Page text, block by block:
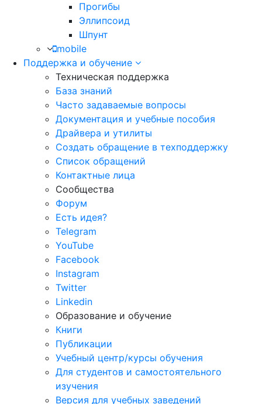
Прогибы
Эллипсоид
Шпунт
mobile
Поддержка и обучение
Техническая поддержка
База знаний
Часто задаваемые вопросы
Документация и учебные пособия
Драйвера и утилиты
Создать обращение в техподдержку
Список обращений
Контактные лица
Сообщества
Форум
Есть идея?
Telegram
YouTube
Facebook
Instagram
Twitter
Linkedin
Образование и обучение
Книги
Публикации
Учебный центр/курсы обучения
Для студентов и самостоятельного
изучения
Версия для учебных заведений